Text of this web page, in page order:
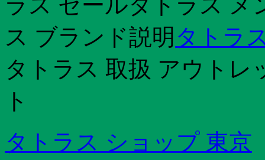
ス ブランド説明 タトラ
タトラス 取扱 アウトレ
ト
タトラス ショップ 東京